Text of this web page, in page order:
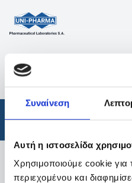
Συναίνεση
Αυτή η ιστοσελίδα
Χρησιμοποιούμε cookie για
περιεχομένου και
ΠΡΟΪΟΝΤΑ
ΑΠΟΤΕΛΕΣΜΑΤΑ
Φάρμακα
Φίλτρα